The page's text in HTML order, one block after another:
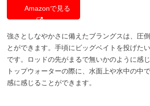
Amazonで見る
強さとしなやかさに備えたブラングスは、圧
とができます。手頃にビッグベイトを投げた
です。ロッドの先がまるで無いかのように感
トップウォーターの際に、水面上や水中の中
感に感じることができます。